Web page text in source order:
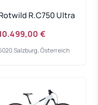
R.C750 Ultra
€
Salzburg, Österreich